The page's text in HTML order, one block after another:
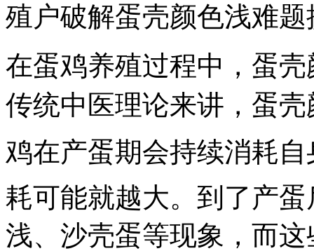
殖户破解蛋壳颜色浅难
在蛋鸡养殖过程中，蛋
传统中医理论来讲，蛋
鸡在产蛋期会持续消耗
耗可能就越大。到了产
浅、沙壳蛋等现象，而